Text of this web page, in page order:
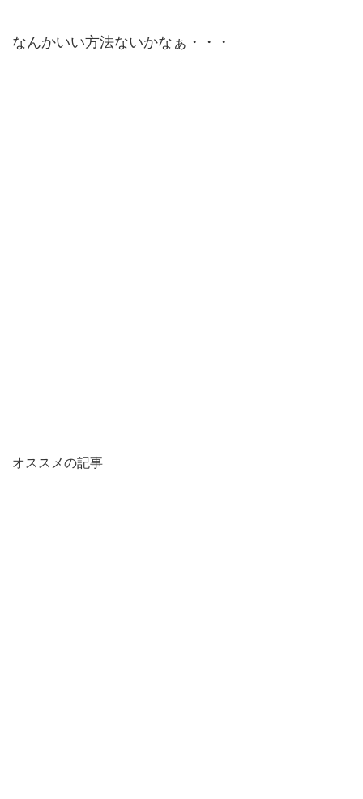
なんかいい方法ないかなぁ・・・
オススメの記事